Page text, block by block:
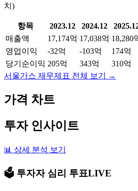
치)
항목 2023.12 2024.12
매출액
17,174억 17,038억 18,280
영업이익
-32억 -103억 174억
당기순이익 205억 343억 310억
서울가스 재무제표 전체 보기 →
가격 차트
투자 인사이트
📊 상세 분석 보기
🗳️ 투자자 심리 투표LIVE